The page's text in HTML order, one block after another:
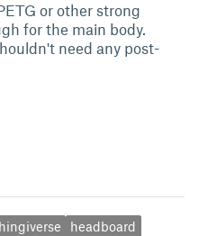
or other strong
for the main body.
need any post-
headboard